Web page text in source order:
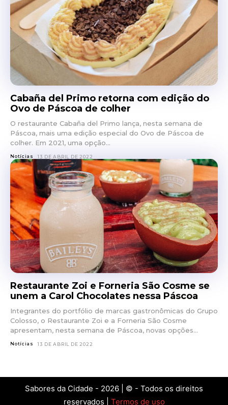
Cabaña del Primo retorna com edição do
Ovo de Páscoa de colher
O restaurante Cabaña del Primo lança, nesta semana de
Páscoa, mais uma edição especial do Ovo de Páscoa de
colher. Em 2021, uma opção...
Notícias 13 DE ABRIL DE 2022
Restaurante Zoi e Forneria São Cosme se
unem a Carol Chocolates nessa Páscoa
Integrantes do portfólio de marcas gastronômicas do Grupo
Colosso, o Restaurante Zoi e a Forneria São Cosme
apresentam, nesta semana de Páscoa, novas opções...
Notícias 13 DE ABRIL DE 2022
Sabores da Cidade - 2026 | © - Todos os direitos
reservados | Termos de uso